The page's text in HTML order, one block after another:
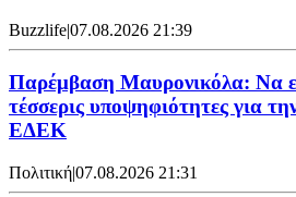
Buzzlife|07.08.2026 21:39
Παρέμβαση Μαυρονικόλα: Να
τέσσερις υποψηφιότητες για
ΕΔΕΚ
Πολιτική|07.08.2026 21:31